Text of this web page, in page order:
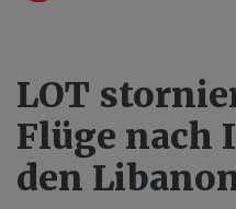
LOT
Flüge nach
den